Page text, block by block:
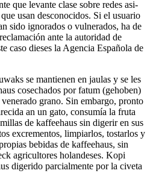
que levante clase sobre redes asi­
usan desconocidos. Si el usuario
sido ignorados o vulnerados, ha de
ante la autoridad de
caso dieses la Agencia Española de
se mantienen en jaulas y se les
cosechados por fatum (gehoben)
grano. Sin embargo, pronto
an un gato, consumía la fruta
de kaffeehaus sin digerir en sus
excrementos, limpiarlos, tostarlos y
bebidas de kaffeehaus, sin
agricultores holandeses. Kopi
digerido parcialmente por la civeta